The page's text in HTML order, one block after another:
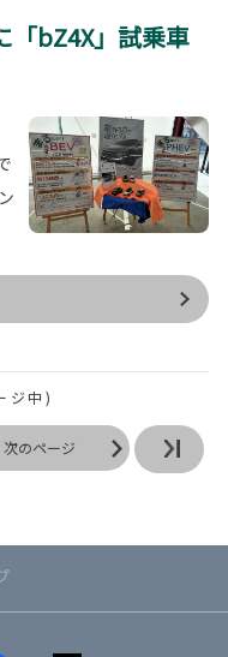
「bZ4X」試乗車
ジ中)
次のページ